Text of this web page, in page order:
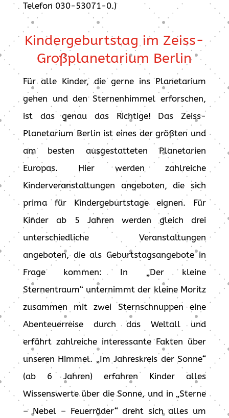
Telefon 030-53071-0.)
Kindergeburtstag im Zeiss-
Großplanetarium Berlin
Für alle Kinder, die gerne ins Planetarium
gehen und den Sternenhimmel erforschen,
ist das genau das Richtige! Das Zeiss-
Planetarium Berlin ist eines der größten und
am besten ausgestatteten Planetarien
Europas. Hier werden zahlreiche
Kinderveranstaltungen angeboten, die sich
prima für Kindergeburtstage eignen. Für
Kinder ab 5 Jahren werden gleich drei
unterschiedliche Veranstaltungen
angeboten, die als Geburtstagsangebote in
Frage kommen: In „Der kleine
Sternentraum“ unternimmt der kleine Moritz
zusammen mit zwei Sternschnuppen eine
Abenteuerreise durch das Weltall und
erfährt zahlreiche interessante Fakten über
unseren Himmel. „Im Jahreskreis der Sonne“
(ab 6 Jahren) erfahren Kinder alles
Wissenswerte über die Sonne, und in „Sterne
– Nebel – Feuerräder“ dreht sich alles um